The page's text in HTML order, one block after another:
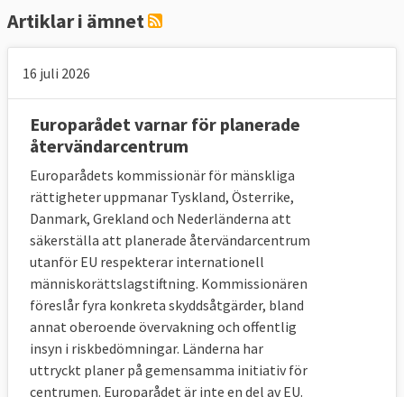
Artiklar i ämnet
16 juli 2026
Europarådet varnar för planerade
återvändarcentrum
Europarådets kommissionär för mänskliga
rättigheter uppmanar Tyskland, Österrike,
Danmark, Grekland och Nederländerna att
säkerställa att planerade återvändarcentrum
utanför EU respekterar internationell
människorättslagstiftning. Kommissionären
föreslår fyra konkreta skyddsåtgärder, bland
annat oberoende övervakning och offentlig
insyn i riskbedömningar. Länderna har
uttryckt planer på gemensamma initiativ för
centrumen. Europarådet är inte en del av EU.